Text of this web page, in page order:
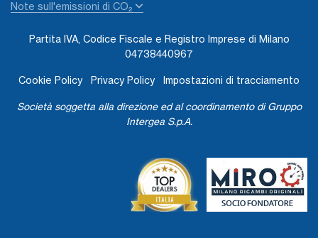
Note sull'emissioni di CO₂
Partita IVA, Codice Fiscale e Registro Imprese di Milano
04738440967
Cookie Policy Privacy Policy Impostazioni di tracciamento
Società soggetta alla direzione ed al coordinamento di Gruppo
Intergea S.p.A.